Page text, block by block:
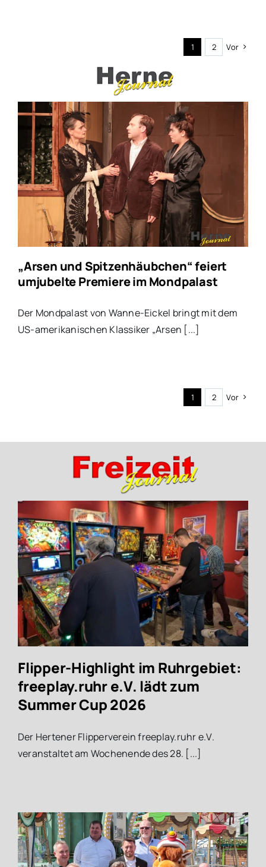
1 2 Vor
„Arsen und Spitzenhäubchen“ feiert
umjubelte Premiere im Mondpalast
Der Mondpalast von Wanne-Eickel bringt mit dem
US-amerikanischen Klassiker „Arsen [...]
1 2 Vor
Flipper-Highlight im Ruhrgebiet:
freeplay.ruhr e.V. lädt zum
Summer Cup 2026
Der Hertener Flipperverein freeplay.ruhr e.V.
veranstaltet am Wochenende des 28. [...]